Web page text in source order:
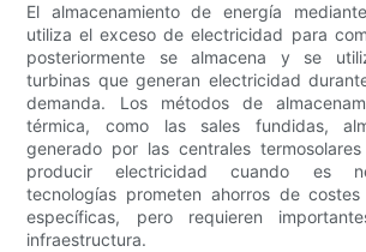
El almacenamiento de energía
utiliza el exceso de electricidad para
posteriormente se almacena y se
turbinas que generan electricidad
demanda. Los métodos de
térmica, como las sales fundidas,
generado por las centrales
producir electricidad cuando es
tecnologías prometen ahorros de
específicas, pero requieren
infraestructura.